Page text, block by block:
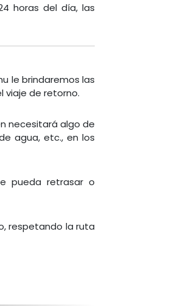
horas del día, las
le brindaremos las
viaje de retorno.
necesitará algo de
agua, etc., en los
pueda retrasar o
respetando la ruta